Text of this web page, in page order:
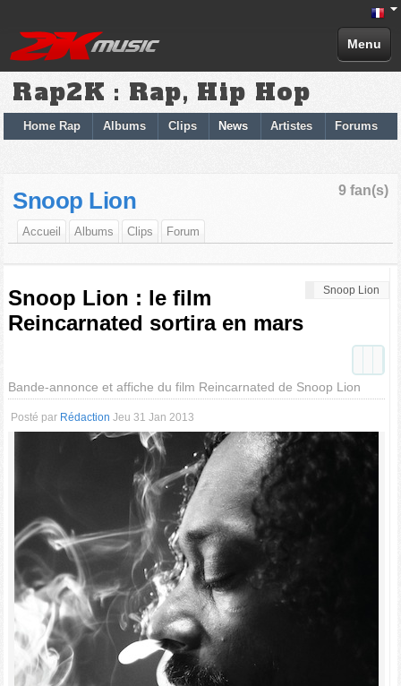
Menu
Rap2K : Rap, Hip Hop
Home Rap Albums Clips News Artistes Forums
9 fan(s)
Snoop Lion
Accueil Albums Clips Forum
Snoop Lion
Snoop Lion : le film
Reincarnated sortira en mars
Bande-annonce et affiche du film Reincarnated de Snoop Lion
Posté par Rédaction Jeu 31 Jan 2013